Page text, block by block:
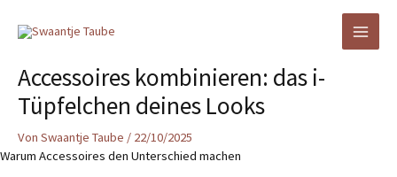
Inhalt
Accessoires kombinieren: das i-
Tüpfelchen deines Looks
Von Swaantje Taube / 22/10/2025
Warum Accessoires den Unterschied machen